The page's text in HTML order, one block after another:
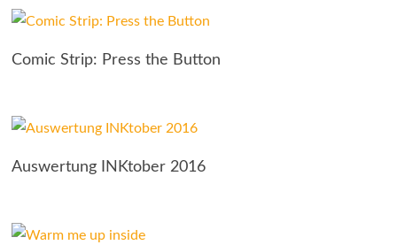
Comic Strip: Press the Button
Auswertung INKtober 2016